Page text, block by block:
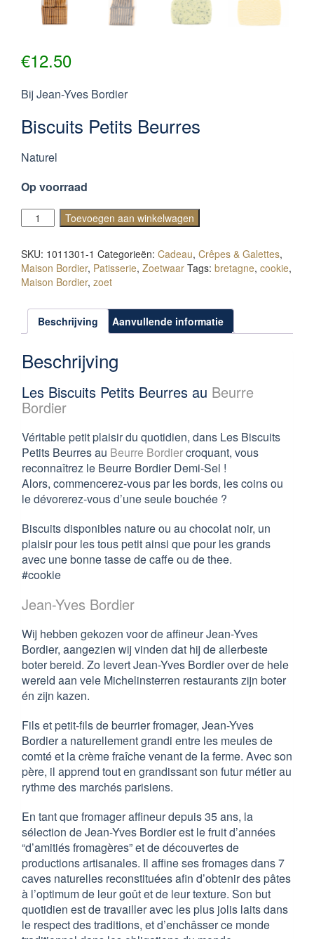
€12.50
Bij Jean-Yves Bordier
Biscuits Petits Beurres
Naturel
Op voorraad
Biscuits
Petits
Bordier
aantal
Toevoegen aan winkelwagen
SKU: 1011301-1 Categorieën: Cadeau, Crêpes & Galettes,
Maison Bordier, Patisserie, Zoetwaar Tags: bretagne, cookie,
Maison Bordier, zoet
Beschrijving Aanvullende informatie
Beschrijving
Les Biscuits Petits Beurres au Beurre
Bordier
Véritable petit plaisir du quotidien, dans Les Biscuits
Petits Beurres au Beurre Bordiercroquant, vous
reconnaîtrez le Beurre Bordier Demi-Sel !
Alors, commencerez-vous par les bords, les coins ou
le dévorerez-vous d’une seule bouchée ?
Biscuits disponibles nature ou au chocolat noir, un
plaisir pour les tous petit ainsi que pour les grands
avec une bonne tasse de caffe ou de thee.
#cookie
Jean-Yves Bordier
Wij hebben gekozen voor de affineur Jean-Yves
Bordier, aangezien wij vinden dat hij de allerbeste
boter bereid. Zo levert Jean-Yves Bordier over de hele
wereld aan vele Michelinsterren restaurants zijn boter
én zijn kazen.
Fils et petit-fils de beurrier fromager, Jean-Yves
Bordier a naturellement grandi entre les meules de
comté et la crème fraîche venant de la ferme. Avec son
père, il apprend tout en grandissant son futur métier au
rythme des marchés parisiens.
En tant que fromager affineur depuis 35 ans, la
sélection de Jean-Yves Bordier est le fruit d’années
“d’amitiés fromagères” et de découvertes de
productions artisanales. Il affine ses fromages dans 7
caves naturelles reconstituées afin d’obtenir des pâtes
à l’optimum de leur goût et de leur texture. Son but
quotidien est de travailler avec les plus jolis laits dans
le respect des traditions, et d’enchâsser ce monde